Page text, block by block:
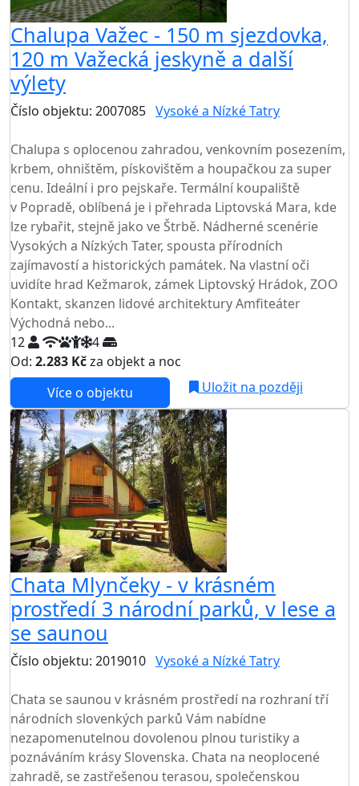
Chalupa Važec - 150 m sjezdovka,
120 m Važecká jeskyně a další
výlety
Číslo objektu: 2007085 Vysoké a Nízké Tatry
Chalupa s oplocenou zahradou, venkovním posezením,
krbem, ohništěm, pískovištěm a houpačkou za super
cenu. Ideální i pro pejskaře. Termální koupaliště
v Popradě, oblíbená je i přehrada Liptovská Mara, kde
lze rybařit, stejně jako ve Štrbě. Nádherné scenérie
Vysokých a Nízkých Tater, spousta přírodních
zajímavostí a historických památek. Na vlastní oči
uvidíte hrad Kežmarok, zámek Liptovský Hrádok, ZOO
Kontakt, skanzen lidové architektury Amfiteáter
Východná nebo...
12
4
Od: 2.283 Kčza objekt a noc
Více o objektu
Uložit na později
Chata Mlynčeky - v krásném
prostředí 3 národní parků, v lese a
se saunou
Číslo objektu: 2019010 Vysoké a Nízké Tatry
Chata se saunou v krásném prostředí na rozhraní tří
národních slovenkých parků Vám nabídne
nezapomenutelnou dovolenou plnou turistiky a
poznáváním krásy Slovenska. Chata na neoplocené
zahradě, se zastřešenou terasou, společenskou